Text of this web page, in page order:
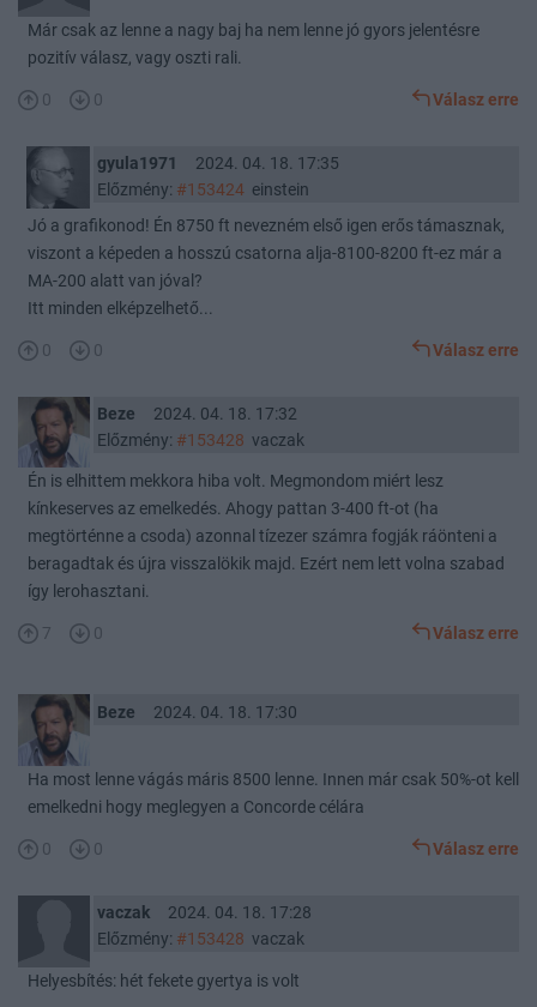
Már csak az lenne a nagy baj ha nem lenne jó gyors jelentésre
pozitív válasz, vagy oszti rali.
0 0 Válasz erre
gyula1971
2024. 04. 18. 17:35
Előzmény: #153424einstein
Jó a grafikonod! Én 8750 ft nevezném első igen erős támasznak,
viszont a képeden a hosszú csatorna alja-8100-8200 ft-ez már a
MA-200 alatt van jóval?
Itt minden elképzelhető...
0 0 Válasz erre
Beze
2024. 04. 18. 17:32
Előzmény: #153428 vaczak
Én is elhittem mekkora hiba volt. Megmondom miért lesz
kínkeserves az emelkedés. Ahogy pattan 3-400 ft-ot (ha
megtörténne a csoda) azonnal tízezer számra fogják ráönteni a
beragadtak és újra visszalökik majd. Ezért nem lett volna szabad
így lerohasztani.
7 0 Válasz erre
Beze 2024. 04. 18. 17:30
Ha most lenne vágás máris 8500 lenne. Innen már csak 50%-ot kell
emelkedni hogy meglegyen a Concorde célára
0 0 Válasz erre
vaczak
2024. 04. 18. 17:28
Előzmény: #153428 vaczak
Helyesbítés: hét fekete gyertya is volt